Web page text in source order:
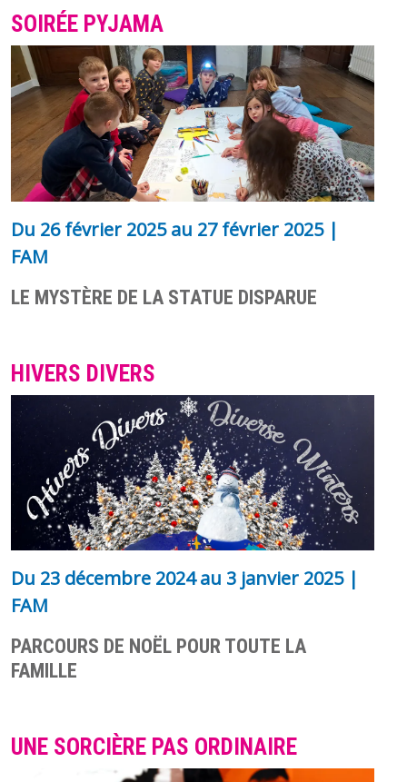
SOIRÉE PYJAMA
Du 26 février 2025au 27 février 2025|
FAM
LE MYSTÈRE DE LA STATUE DISPARUE
HIVERS DIVERS
Du 23 décembre 2024au 3 janvier 2025|
FAM
PARCOURS DE NOËL POUR TOUTE LA
FAMILLE
UNE SORCIÈRE PAS ORDINAIRE